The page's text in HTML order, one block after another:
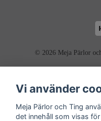
© 2026 Meja Pärlor
Vi använder
Meja Pärlor och Ting
det innehåll som visas